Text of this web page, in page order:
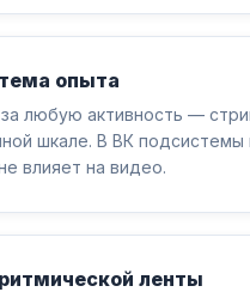
опыта
любую активность —
шкале. В ВК подсистемы
влияет на видео.
ленты